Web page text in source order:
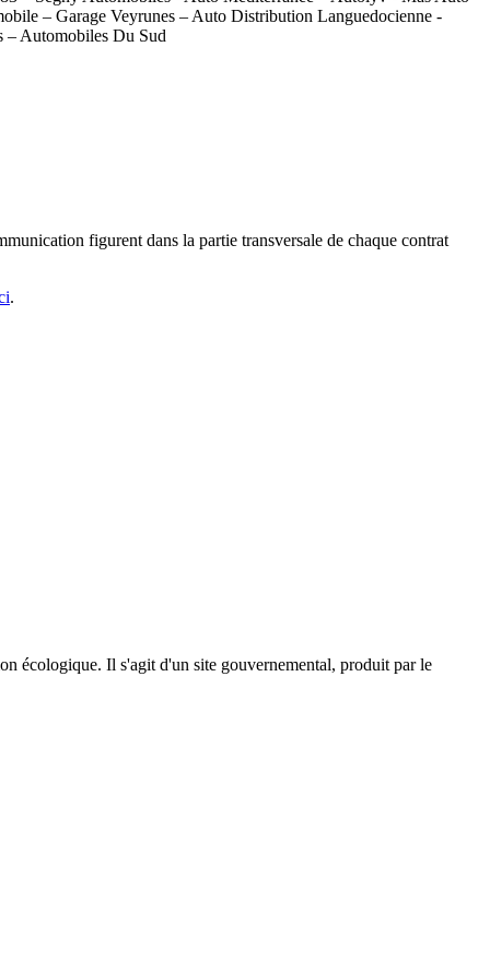
– Garage Veyrunes – Auto Distribution Languedocienne -
– Automobiles Du Sud
figurent dans la partie transversale de chaque contrat
.
écologique. Il s'agit d'un site gouvernemental, produit par le